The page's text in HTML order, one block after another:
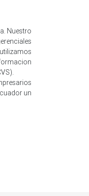
Nuestro
un